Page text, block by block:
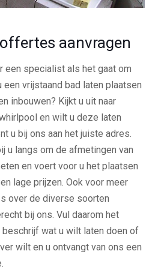
aanvragen
een specialist als het gaat om
een vrijstaand bad laten plaatsen
inbouwen? Kijkt u uit naar
en wilt u deze laten
u bij ons aan het juiste adres.
u langs om de afmetingen van
en voert voor u het plaatsen
lage prijzen. Ook voor meer
over de diverse soorten
bij ons. Vul daarom het
wat u wilt laten doen of
wilt en u ontvangt van ons een